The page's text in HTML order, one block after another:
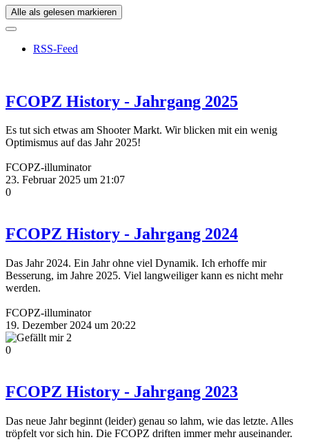
Alle als gelesen markieren
RSS-Feed
FCOPZ History - Jahrgang 2025
Es tut sich etwas am Shooter Markt. Wir blicken mit ein wenig
Optimismus auf das Jahr 2025!
FCOPZ-illuminator
23. Februar 2025 um 21:07
0
FCOPZ History - Jahrgang 2024
Das Jahr 2024. Ein Jahr ohne viel Dynamik. Ich erhoffe mir
Besserung, im Jahre 2025. Viel langweiliger kann es nicht mehr
werden.
FCOPZ-illuminator
19. Dezember 2024 um 20:22
2
0
FCOPZ History - Jahrgang 2023
Das neue Jahr beginnt (leider) genau so lahm, wie das letzte. Alles
tröpfelt vor sich hin. Die FCOPZ driften immer mehr auseinander.